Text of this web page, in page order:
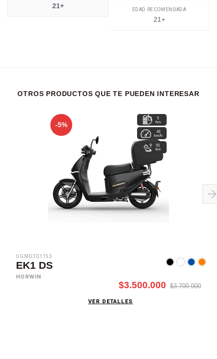
21+ EDAD RECOMENDADA
21+
OTROS PRODUCTOS QUE TE PUEDEN INTERESAR
-5%
5
hrs
45
km/h
91
km
UGMOT01153
EK1 DS
HORWIN
$3.500.000 $3.700.000
VER DETALLES